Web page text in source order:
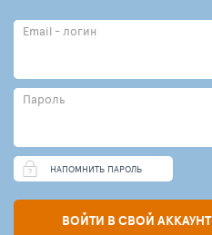
Email - логин
Пароль
НАПОМНИТЬ ПАРОЛЬ
ВОЙТИ В СВОЙ АККАУНТ